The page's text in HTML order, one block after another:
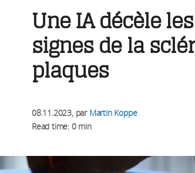
Une IA décèle
signes de la
plaques
08.11.2023, par Martin Koppe
Read time: 0 min